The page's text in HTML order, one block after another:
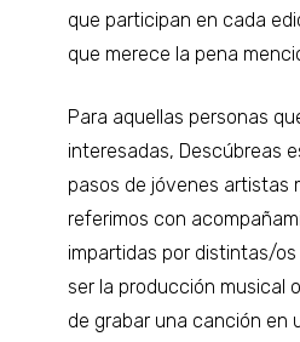
que participan en cada
que merece la pena
Para aquellas personas
interesadas, Descúbreas
pasos de jóvenes artistas
referimos con
impartidas por distintas/
ser la producción musical
de grabar una canción en